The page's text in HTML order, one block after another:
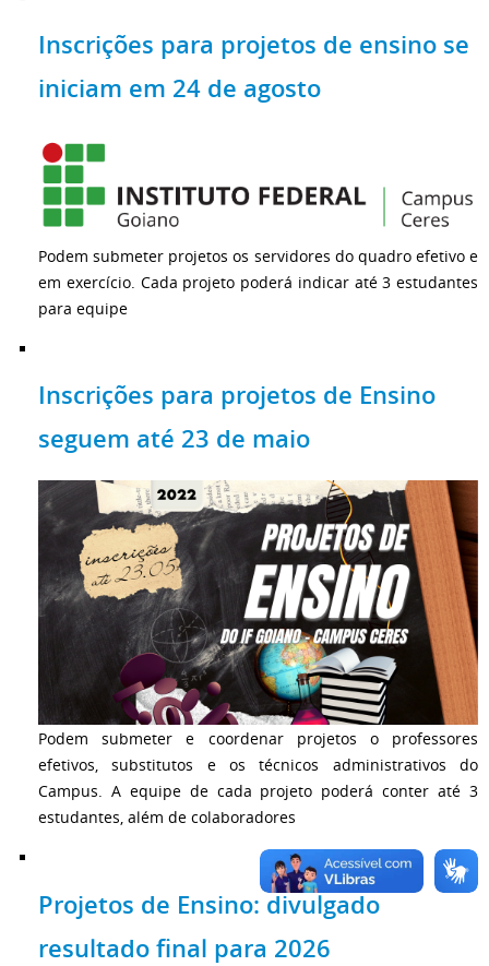
Inscrições para projetos de ensino se
iniciam em 24 de agosto
Podem submeter projetos os servidores do quadro efetivo e
em exercício. Cada projeto poderá indicar até 3 estudantes
para equipe
Inscrições para projetos de Ensino
seguem até 23 de maio
Podem submeter e coordenar projetos o professores
efetivos, substitutos e os técnicos administrativos do
Campus. A equipe de cada projeto poderá conter até 3
estudantes, além de colaboradores
Projetos de Ensino: divulgado
resultado final para 2026